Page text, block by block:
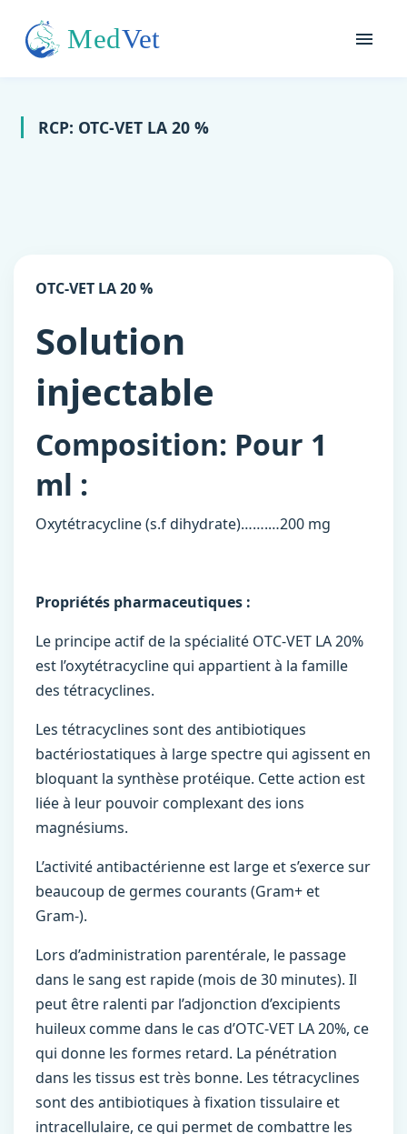
RCP: OTC-VET LA 20 %
OTC-VET LA 20 %
Solution
injectable
Composition: Pour 1
ml :
Oxytétracycline (s.f dihydrate)…….…200 mg
Propriétés pharmaceutiques :
Le principe actif de la spécialité OTC-VET LA 20%
est l’oxytétracycline qui appartient à la famille
des tétracyclines.
Les tétracyclines sont des antibiotiques
bactériostatiques à large spectre qui agissent en
bloquant la synthèse protéique. Cette action est
liée à leur pouvoir complexant des ions
magnésiums.
L’activité antibactérienne est large et s’exerce sur
beaucoup de germes courants (Gram+ et
Gram-).
Lors d’administration parentérale, le passage
dans le sang est rapide (mois de 30 minutes). Il
peut être ralenti par l’adjonction d’excipients
huileux comme dans le cas d’OTC-VET LA 20%, ce
qui donne les formes retard. La pénétration
dans les tissus est très bonne. Les tétracyclines
sont des antibiotiques à fixation tissulaire et
intracellulaire, ce qui permet de combattre les